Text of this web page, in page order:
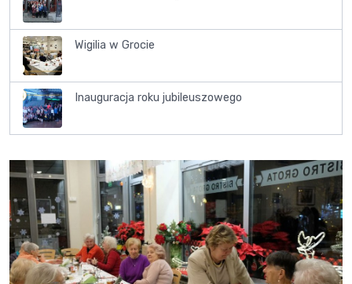
Wigilia w Grocie
Inauguracja roku jubileuszowego